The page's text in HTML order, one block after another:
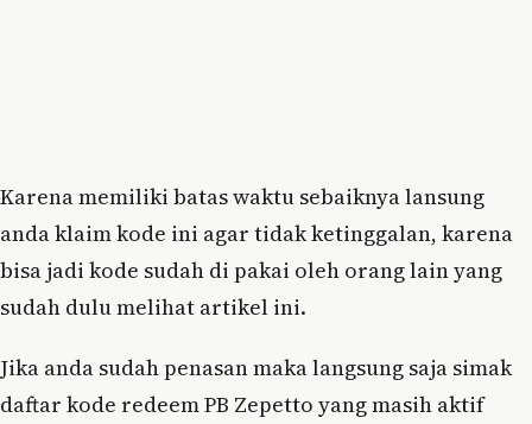
Karena memiliki batas waktu sebaiknya lansung
anda klaim kode ini agar tidak ketinggalan, karena
bisa jadi kode sudah di pakai oleh orang lain yang
sudah dulu melihat artikel ini.
Jika anda sudah penasan maka langsung saja simak
daftar kode redeem PB Zepetto yang masih aktif